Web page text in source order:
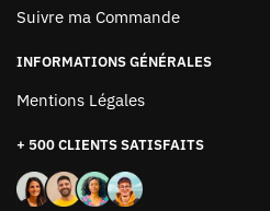
Suivre ma Commande
INFORMATIONS GÉNÉRALES
Mentions Légales
+ 500 CLIENTS SATISFAITS